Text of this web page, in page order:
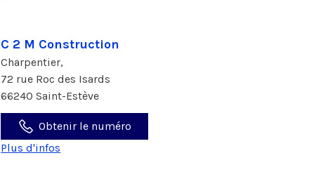
C 2 M Construction
Charpentier,
72 rue Roc des Isards
66240 Saint-Estève
Obtenir le numéro
Plus d'infos